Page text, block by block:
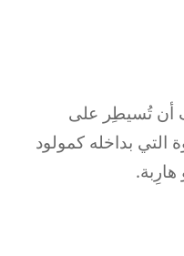
أن تُسيطِر على
التي بداخله كمولود